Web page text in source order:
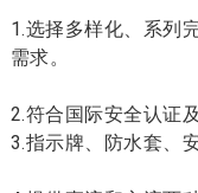
1.选择多样化、系列
需求。
2.符合国际安全认证
3.指示牌、防水套、